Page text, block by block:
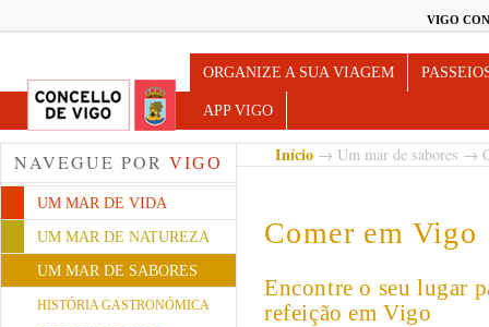
VIGO
Turismo de Vigo
ORGANIZE A SUA VIAGEM
APP VIGO
NAVEGUE POR VIGO
UM MAR DE VIDA
UM MAR DE NATUREZA
UM MAR DE SABORES
HISTÓRIA GASTRONÓMICA
Início → Um mar de sabores →
Comer em Vigo
Encontre o seu lugar
refeição em Vigo